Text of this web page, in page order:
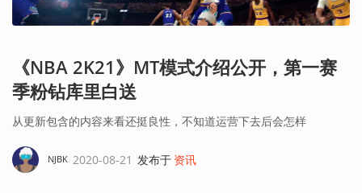
《NBA 2K21》MT模式介绍公开，第一赛
季粉钻库里白送
从更新包含的内容来看还挺良性，不知道运营下去后会怎样
NJBK 2020-08-21 发布于 资讯